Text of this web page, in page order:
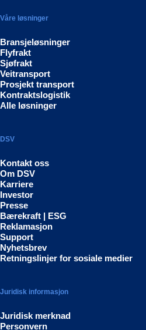
Våre løsninger
Bransjeløsninger
Flyfrakt
Sjøfrakt
Veitransport
Prosjekt transport
Kontraktslogistik
Alle løsninger
DSV
Kontakt oss
Om DSV
Karriere
Investor
Presse
Bærekraft | ESG
Reklamasjon
Support
Nyhetsbrev
Retningslinjer for sosiale medier
Juridisk informasjon
Juridisk merknad
Personvern